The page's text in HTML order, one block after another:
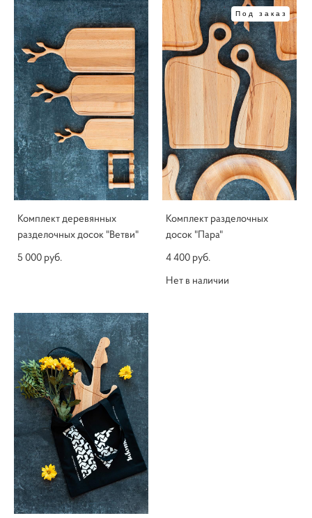
Комплект деревянных
разделочных досок "Ветви"
5 000 pуб.
Под заказ
Комплект разделочных
досок "Пара"
4 400 pуб.
Нет в наличии